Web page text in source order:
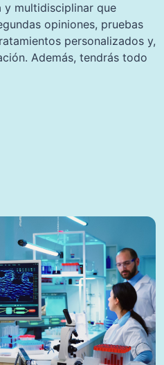
y multidisciplinar que
opiniones, pruebas
personalizados y,
Además, tendrás todo